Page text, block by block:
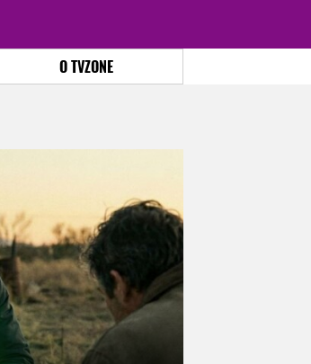
O TVZONE